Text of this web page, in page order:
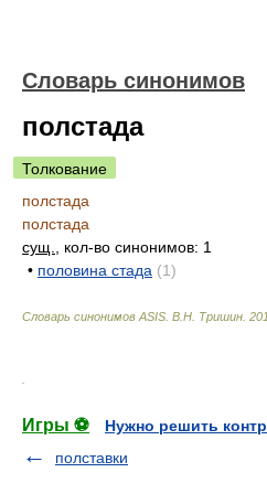
Словарь синонимов
полстада
Толкование
полстада
полстада
сущ.
, кол-во синонимов: 1
• половина стада (1)
Словарь синонимов ASIS. В.Н. Тришин
Игры ⚽
Нужно решить
полставки